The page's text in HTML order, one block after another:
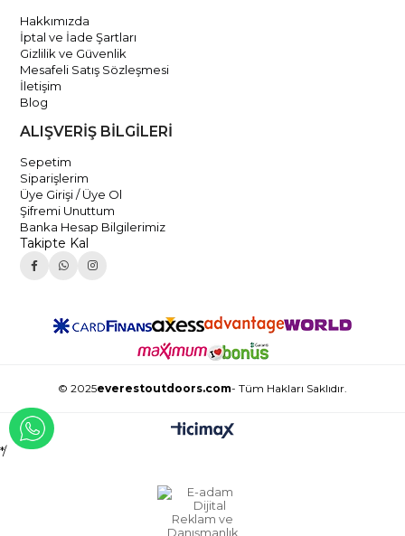
Hakkımızda
İptal ve İade Şartları
Gizlilik ve Güvenlik
Mesafeli Satış Sözleşmesi
İletişim
Blog
ALIŞVERİŞ BİLGİLERİ
Sepetim
Siparişlerim
Üye Girişi / Üye Ol
Şifremi Unuttum
Banka Hesap Bilgilerimiz
Takipte Kal
© 2025everestoutdoors.com- Tüm Hakları Saklıdır.
*/
WHATSAPP İLE İLETİŞİME GEÇ